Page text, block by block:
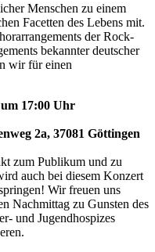
Menschen zu einem
Facetten des Lebens mit.
der Rock-
bekannter deutscher
wir für einen
17:00 Uhr
2a, 37081 Göttingen
zum Publikum und zu
auch bei diesem Konzert
Wir freuen uns
Nachmittag zu Gunsten des
und Jugendhospizes